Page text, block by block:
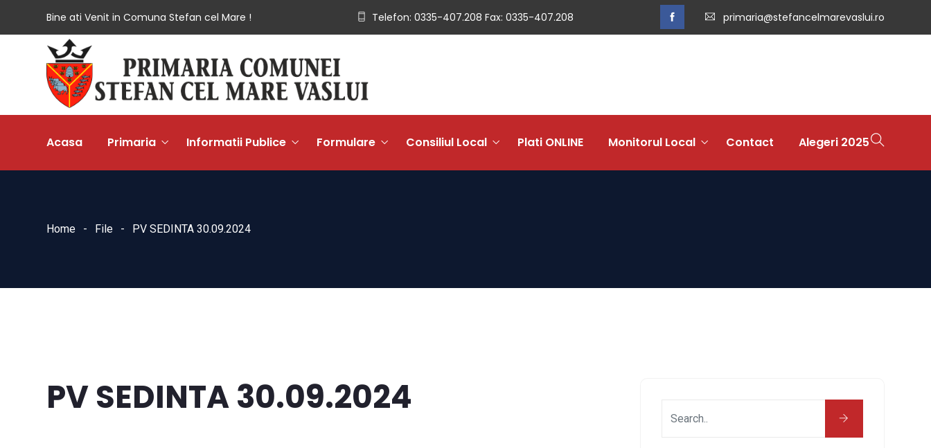
Bine ati Venit in Comuna Stefan cel Mare ! Telefon: 0335-407.208 Fax: 0335-407.208 primaria@stefancelmarevaslui.ro
Acasa Primaria Informatii Publice Formulare Consiliul Local Plati ONLINE Monitorul Local Contact Alegeri 2025
Home File PV SEDINTA 30.09.2024
PV SEDINTA 30.09.2024